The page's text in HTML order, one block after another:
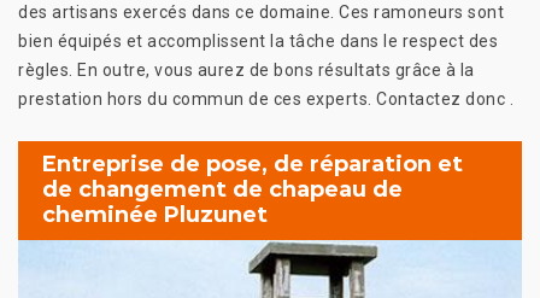
des artisans exercés dans ce domaine. Ces ramoneurs sont
bien équipés et accomplissent la tâche dans le respect des
règles. En outre, vous aurez de bons résultats grâce à la
prestation hors du commun de ces experts. Contactez donc .
Entreprise de pose, de réparation et
de changement de chapeau de
cheminée Pluzunet